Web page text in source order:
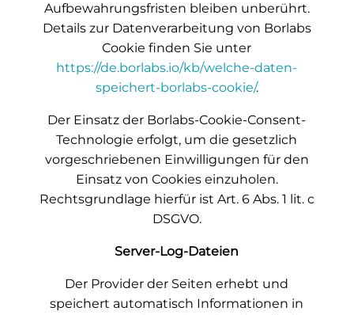
Aufbewahrungsfristen bleiben unberührt.
Details zur Datenverarbeitung von Borlabs
Cookie finden Sie unter
https://de.borlabs.io/kb/welche-daten-
speichert-borlabs-cookie/.
Der Einsatz der Borlabs-Cookie-Consent-
Technologie erfolgt, um die gesetzlich
vorgeschriebenen Einwilligungen für den
Einsatz von Cookies einzuholen.
Rechtsgrundlage hierfür ist Art. 6 Abs. 1 lit. c
DSGVO.
Server-Log-Dateien
Der Provider der Seiten erhebt und
speichert automatisch Informationen in